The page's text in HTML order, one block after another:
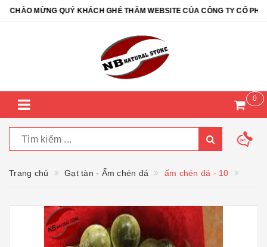
MỪNG QUÝ KHÁCH GHÉ THĂM WEBSITE CỦA CÔNG TY CỔ
0
Trang chủ Gạt tàn - Ấm chén đá ấm chén đá - 10